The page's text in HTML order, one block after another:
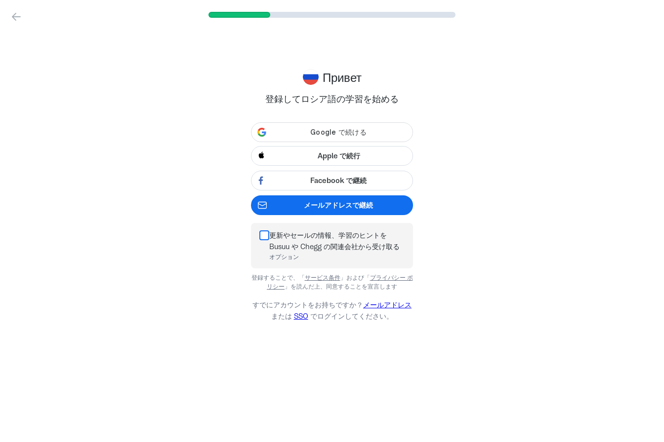
Привет
登録してロシア語の学習を始める
Apple で続行
Facebook で継続
メールアドレスで継続
更新やセールの情報、学習のヒントを
Busuu や Chegg の関連会社から受け取る
オプション
登録することで、「サービス条件」および「プライバシー ポ
リシー 」を読んだ上、同意することを宣言します
すでにアカウントをお持ちですか？ メールアドレス
または SSO でログインしてください。